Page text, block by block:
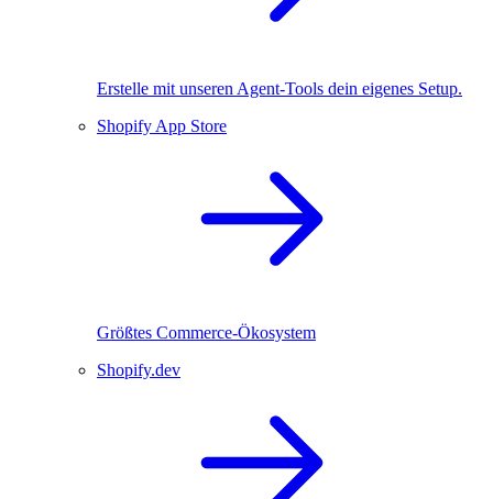
Erstelle mit unseren Agent-Tools dein eigenes Setup.
Shopify App Store
Größtes Commerce-Ökosystem
Shopify.dev